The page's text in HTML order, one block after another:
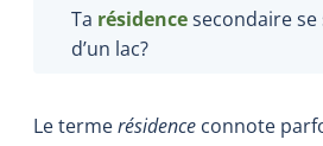
Ta résidencesecondaire
d’un lac?
Le termerésidence connote